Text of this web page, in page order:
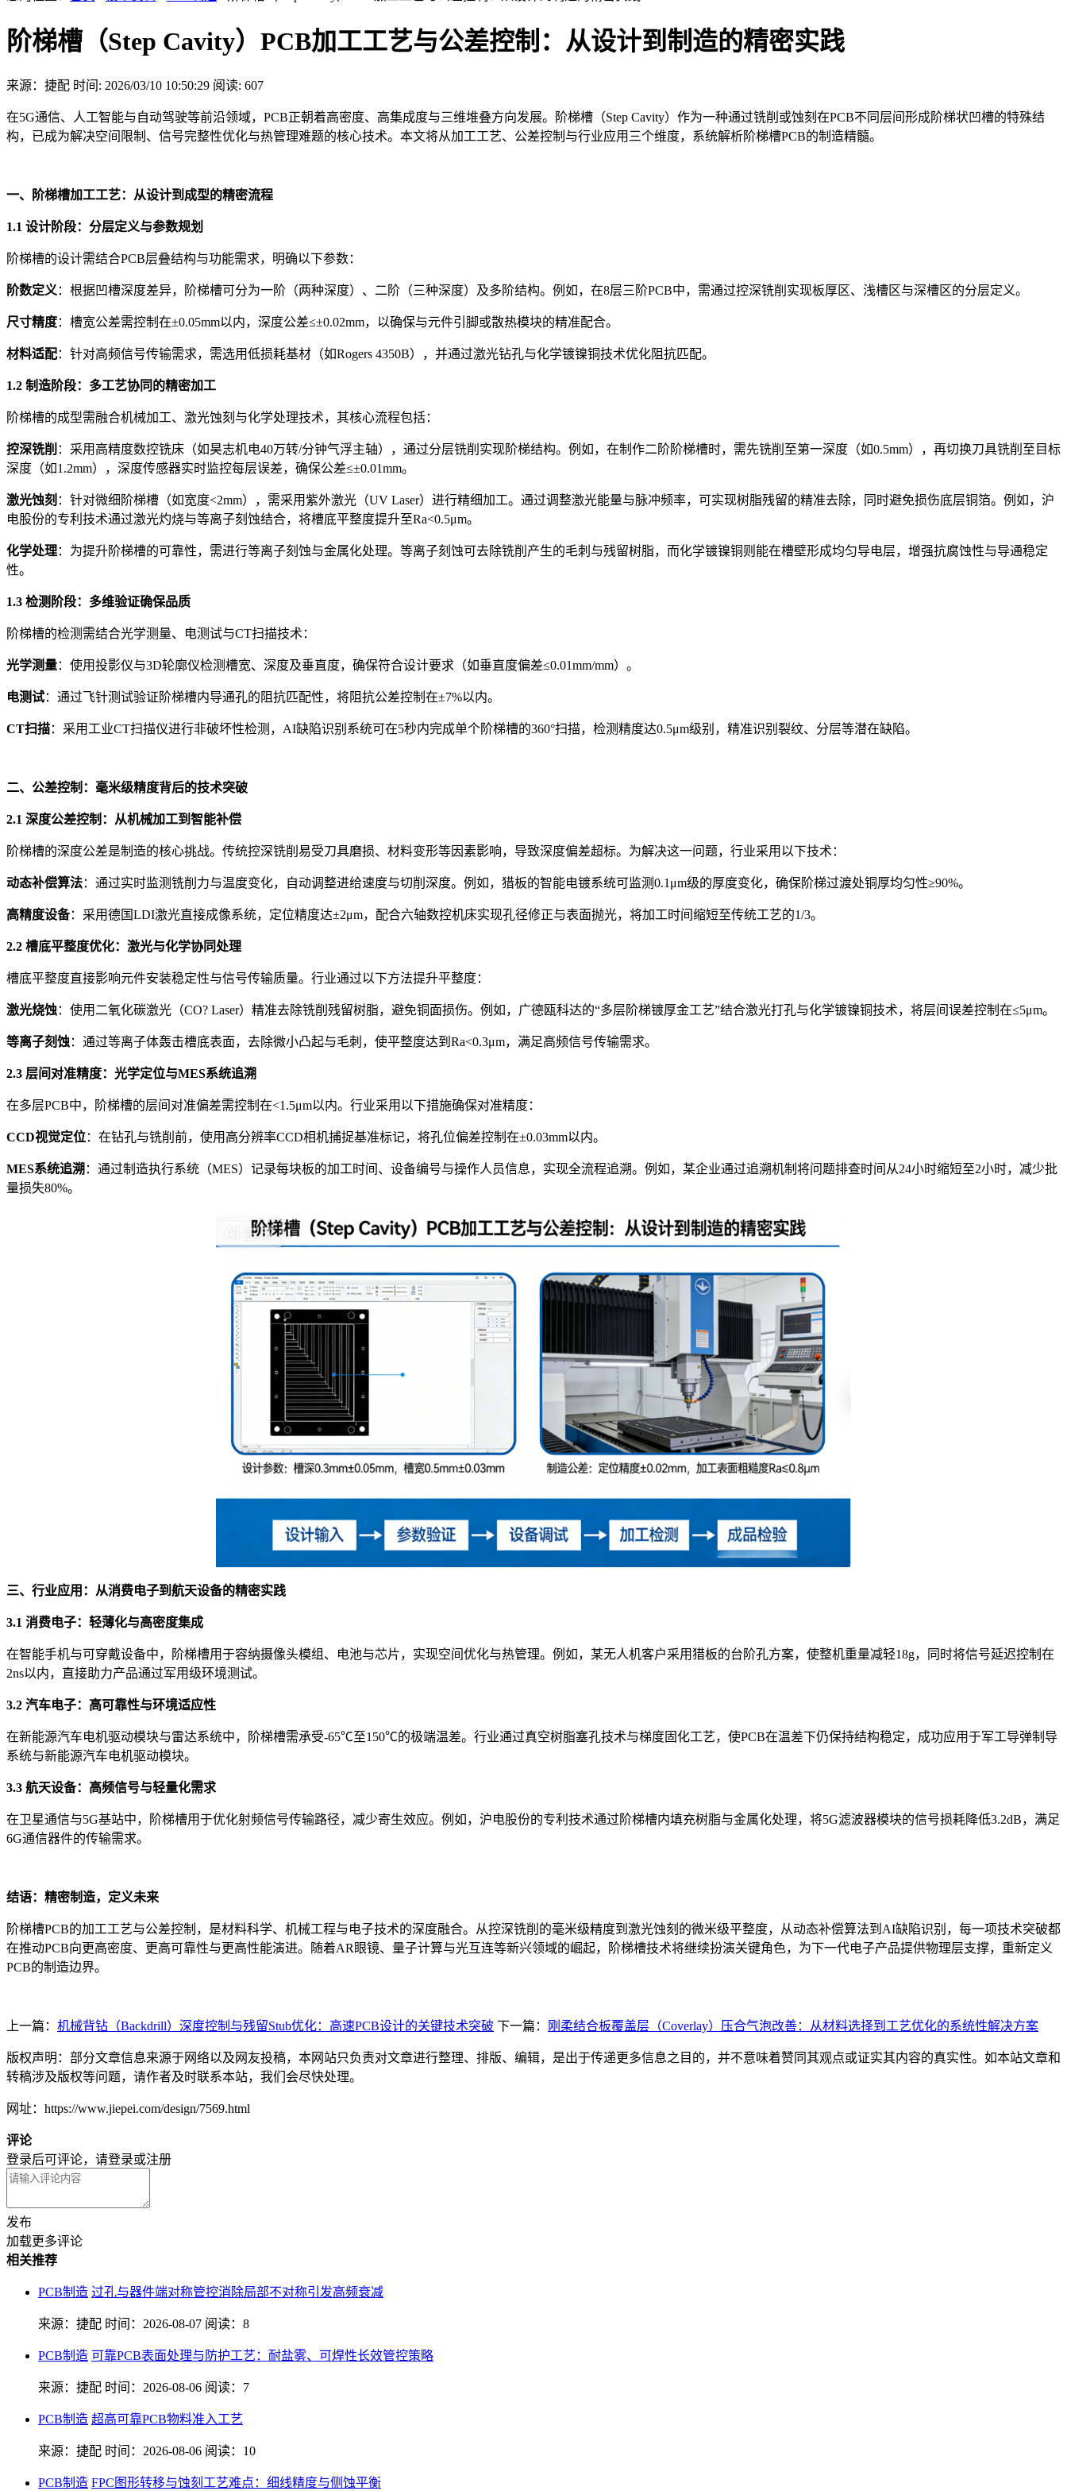
阶梯槽（Step Cavity）PCB加工工艺与公差控制：从设计到制造的精密实践
来源：捷配 时间: 2026/03/10 10:50:29 阅读: 607
在5G通信、人工智能与自动驾驶等前沿领域，PCB正朝着高密度、高集成度与三维堆叠方向发展。阶梯槽（Step Cavity）作为一种通过铣削或蚀刻在PCB不同层间形成阶梯状凹槽的特殊结
构，已成为解决空间限制、信号完整性优化与热管理难题的核心技术。本文将从加工工艺、公差控制与行业应用三个维度，系统解析阶梯槽PCB的制造精髓。
一、阶梯槽加工工艺：从设计到成型的精密流程
1.1 设计阶段：分层定义与参数规划
阶梯槽的设计需结合PCB层叠结构与功能需求，明确以下参数：
阶数定义 ：根据凹槽深度差异，阶梯槽可分为一阶（两种深度）、二阶（三种深度）及多阶结构。例如，在8层三阶PCB中，需通过控深铣削实现板厚区、浅槽区与深槽区的分层定义。
尺寸精度：槽宽公差需控制在±0.05mm以内，深度公差≤±0.02mm，以确保与元件引脚或散热模块的精准配合。
材料适配：针对高频信号传输需求，需选用低损耗基材（如Rogers 4350B），并通过激光钻孔与化学镀镍铜技术优化阻抗匹配。
1.2 制造阶段：多工艺协同的精密加工
阶梯槽的成型需融合机械加工、激光蚀刻与化学处理技术，其核心流程包括：
控深铣削 ：采用高精度数控铣床（如昊志机电40万转/分钟气浮主轴），通过分层铣削实现阶梯结构。例如，在制作二阶阶梯槽时，需先铣削至第一深度（如0.5mm），再切换刀具铣削至目标
深度（如1.2mm），深度传感器实时监控每层误差，确保公差≤±0.01mm。
激光蚀刻 ：针对微细阶梯槽（如宽度<2mm），需采用紫外激光（UV Laser）进行精细加工。通过调整激光能量与脉冲频率，可实现树脂残留的精准去除，同时避免损伤底层铜箔。例如，沪
电股份的专利技术通过激光灼烧与等离子刻蚀结合，将槽底平整度提升至Ra<0.5μm。
化学处理：为提升阶梯槽的可靠性，需进行等离子刻蚀与金属化处理。等离子刻蚀可去除铣削产生的毛刺与残留树脂，而化学镀镍铜则能在槽壁形成均匀导电层，增强抗腐蚀性与导通稳定
性。
1.3 检测阶段：多维验证确保品质
阶梯槽的检测需结合光学测量、电测试与CT扫描技术：
光学测量：使用投影仪与3D轮廓仪检测槽宽、深度及垂直度，确保符合设计要求（如垂直度偏差≤0.01mm/mm）。
电测试：通过飞针测试验证阶梯槽内导通孔的阻抗匹配性，将阻抗公差控制在±7%以内。
CT扫描：采用工业CT扫描仪进行非破坏性检测，AI缺陷识别系统可在5秒内完成单个阶梯槽的360°扫描，检测精度达0.5μm级别，精准识别裂纹、分层等潜在缺陷。
二、公差控制：毫米级精度背后的技术突破
2.1 深度公差控制：从机械加工到智能补偿
阶梯槽的深度公差是制造的核心挑战。传统控深铣削易受刀具磨损、材料变形等因素影响，导致深度偏差超标。为解决这一问题，行业采用以下技术：
动态补偿算法：通过实时监测铣削力与温度变化，自动调整进给速度与切削深度。例如，猎板的智能电镀系统可监测0.1μm级的厚度变化，确保阶梯过渡处铜厚均匀性≥90%。
高精度设备：采用德国LDI激光直接成像系统，定位精度达±2μm，配合六轴数控机床实现孔径修正与表面抛光，将加工时间缩短至传统工艺的1/3。
2.2 槽底平整度优化：激光与化学协同处理
槽底平整度直接影响元件安装稳定性与信号传输质量。行业通过以下方法提升平整度：
激光烧蚀：使用二氧化碳激光（CO? Laser）精准去除铣削残留树脂，避免铜面损伤。例如，广德瓯科达的“多层阶梯镀厚金工艺”结合激光打孔与化学镀镍铜技术，将层间误差控制在≤5μm。
等离子刻蚀：通过等离子体轰击槽底表面，去除微小凸起与毛刺，使平整度达到Ra<0.3μm，满足高频信号传输需求。
2.3 层间对准精度：光学定位与MES系统追溯
在多层PCB中，阶梯槽的层间对准偏差需控制在<1.5μm以内。行业采用以下措施确保对准精度：
CCD视觉定位：在钻孔与铣削前，使用高分辨率CCD相机捕捉基准标记，将孔位偏差控制在±0.03mm以内。
MES系统追溯 ：通过制造执行系统（MES）记录每块板的加工时间、设备编号与操作人员信息，实现全流程追溯。例如，某企业通过追溯机制将问题排查时间从24小时缩短至2小时，减少批
量损失80%。
三、行业应用：从消费电子到航天设备的精密实践
3.1 消费电子：轻薄化与高密度集成
在智能手机与可穿戴设备中，阶梯槽用于容纳摄像头模组、电池与芯片，实现空间优化与热管理。例如，某无人机客户采用猎板的台阶孔方案，使整机重量减轻18g，同时将信号延迟控制在
2ns以内，直接助力产品通过军用级环境测试。
3.2 汽车电子：高可靠性与环境适应性
在新能源汽车电机驱动模块与雷达系统中，阶梯槽需承受-65℃至150℃的极端温差。行业通过真空树脂塞孔技术与梯度固化工艺，使PCB在温差下仍保持结构稳定，成功应用于军工导弹制导
系统与新能源汽车电机驱动模块。
3.3 航天设备：高频信号与轻量化需求
在卫星通信与5G基站中，阶梯槽用于优化射频信号传输路径，减少寄生效应。例如，沪电股份的专利技术通过阶梯槽内填充树脂与金属化处理，将5G滤波器模块的信号损耗降低3.2dB，满足
6G通信器件的传输需求。
结语：精密制造，定义未来
阶梯槽PCB的加工工艺与公差控制，是材料科学、机械工程与电子技术的深度融合。从控深铣削的毫米级精度到激光蚀刻的微米级平整度，从动态补偿算法到AI缺陷识别，每一项技术突破都
在推动PCB向更高密度、更高可靠性与更高性能演进。随着AR眼镜、量子计算与光互连等新兴领域的崛起，阶梯槽技术将继续扮演关键角色，为下一代电子产品提供物理层支撑，重新定义
PCB的制造边界。
上一篇： 机械背钻（Backdrill）深度控制与残留Stub优化：高速PCB设计的关键技术突破 下一篇： 刚柔结合板覆盖层（Coverlay）压合气泡改善：从材料选择到工艺优化的系统性解决方案
版权声明：部分文章信息来源于网络以及网友投稿，本网站只负责对文章进行整理、排版、编辑，是出于传递更多信息之目的，并不意味着赞同其观点或证实其内容的真实性。如本站文章和
转稿涉及版权等问题，请作者及时联系本站，我们会尽快处理。
网址：https://www.jiepei.com/design/7569.html
评论
登录后可评论，请登录或注册
发布
加载更多评论
相关推荐
PCB制造 过孔与器件端对称管控消除局部不对称引发高频衰减
来源：捷配 时间：2026-08-07 阅读：8
PCB制造 可靠PCB表面处理与防护工艺：耐盐雾、可焊性长效管控策略
来源：捷配 时间：2026-08-06 阅读：7
PCB制造 超高可靠PCB物料准入工艺
来源：捷配 时间：2026-08-06 阅读：10
PCB制造 FPC图形转移与蚀刻工艺难点：细线精度与侧蚀平衡